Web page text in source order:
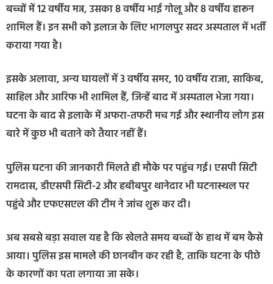
बच्चों में 12 वर्षीय मन्न, उसका 8 वर्षीय भाई गोलू और 8 वर्षीय हारून
शामिल हैं। इन सभी को इलाज के लिए भागलपुर सदर अस्पताल में भर्ती
कराया गया है।
इसके अलावा, अन्य घायलों में 3 वर्षीय समर, 10 वर्षीय राजा, साकिब,
साहिल और आरिफ भी शामिल हैं, जिन्हें बाद में अस्पताल भेजा गया।
घटना के बाद से इलाके में अफरा-तफरी मच गई और स्थानीय लोग इस
बारे में कुछ भी बताने को तैयार नहीं हैं।
पुलिस घटना की जानकारी मिलते ही मौके पर पहुंच गई। एसपी सिटी
रामदास, डीएसपी सिटी-2 और हबीबपुर थानेदार भी घटनास्थल पर
पहुंचे और एफएसएल की टीम ने जांच शुरू कर दी।
अब सबसे बड़ा सवाल यह है कि खेलते समय बच्चों के हाथ में बम कैसे
आया। पुलिस इस मामले की छानबीन कर रही है, ताकि घटना के पीछे
के कारणों का पता लगाया जा सके।